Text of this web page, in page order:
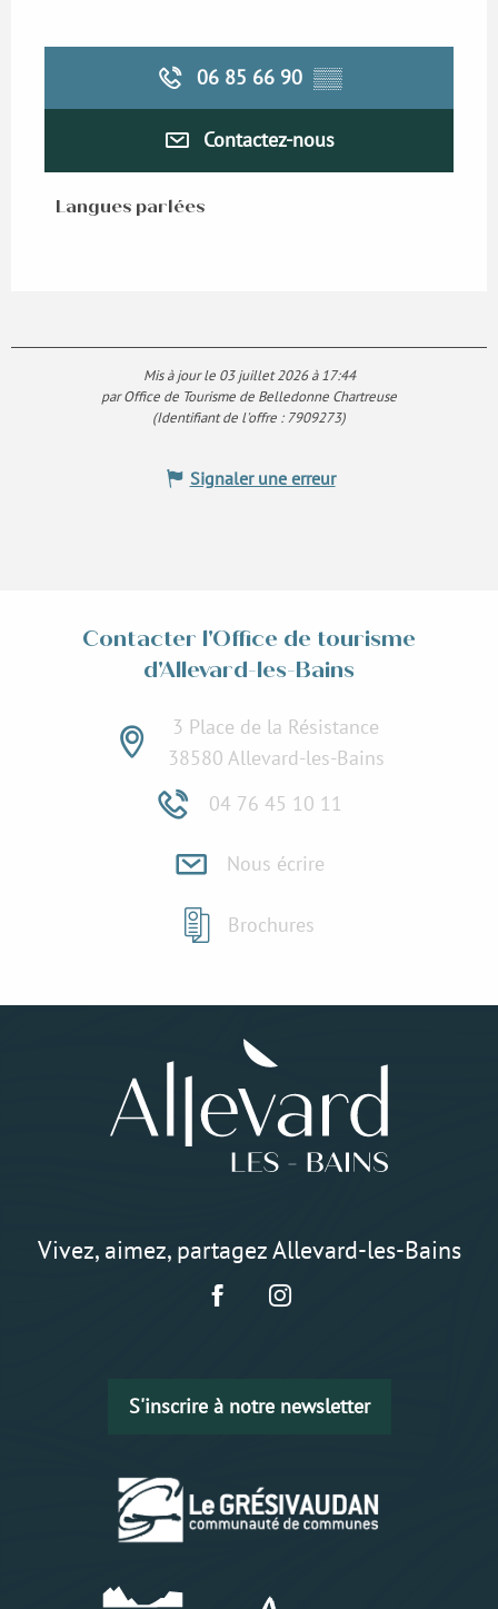
06 85 66 90 ▒▒
Contactez-nous
Langues parlées
Langues parlées
Mis à jour le 03 juillet 2026 à 17:44
par Office de Tourisme de Belledonne Chartreuse
(Identifiant de l'offre :7909273)
Signaler une erreur
Contacter l'Office de tourisme
d'Allevard-les-Bains
3 Place de la Résistance
38580 Allevard-les-Bains
04 76 45 10 11
Nous écrire
Brochures
Vivez, aimez, partagez Allevard-les-Bains
S'inscrire à notre newsletter